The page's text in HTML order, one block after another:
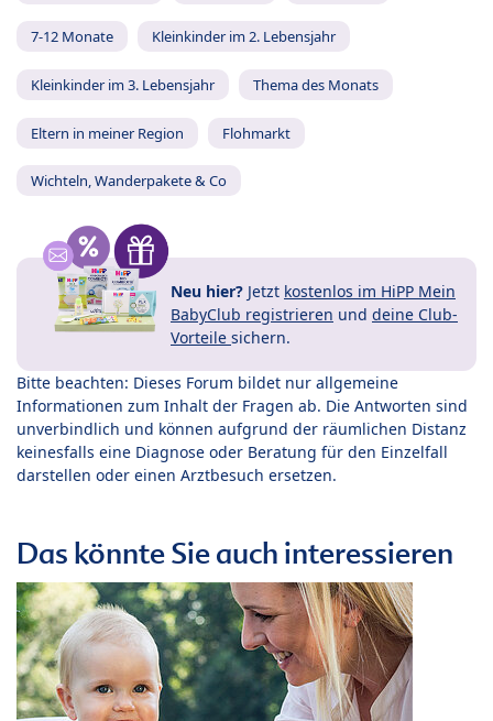
7-12 Monate Kleinkinder im 2. Lebensjahr
Kleinkinder im 3. Lebensjahr Thema des Monats
Eltern in meiner Region Flohmarkt
Wichteln, Wanderpakete & Co
Neu hier? Jetzt kostenlos im HiPP Mein
BabyClub registrieren und deine Club-
Vorteile sichern.
Bitte beachten: Dieses Forum bildet nur allgemeine
Informationen zum Inhalt der Fragen ab. Die Antworten sind
unverbindlich und können aufgrund der räumlichen Distanz
keinesfalls eine Diagnose oder Beratung für den Einzelfall
darstellen oder einen Arztbesuch ersetzen.
Das könnte Sie auch interessieren